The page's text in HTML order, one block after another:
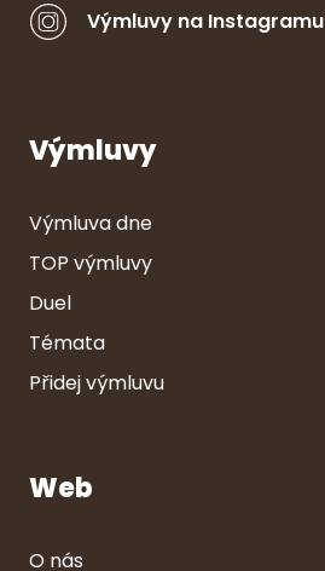
Výmluvy na Instagramu
Výmluvy
Výmluva dne
TOP výmluvy
Duel
Témata
Přidej výmluvu
Web
O nás